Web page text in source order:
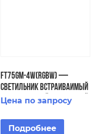
FT75GM-4W(RGBW) —
Светильник встраиваимый
светодиодный подводный
Цена по запросу
Подробнее